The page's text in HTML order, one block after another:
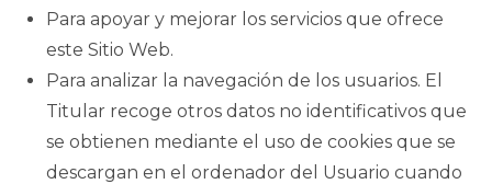
Para apoyar y mejorar los servicios que ofrece
este Sitio Web.
Para analizar la navegación de los usuarios. El
Titular recoge otros datos no identificativos que
se obtienen mediante el uso de cookies que se
descargan en el ordenador del Usuario cuando